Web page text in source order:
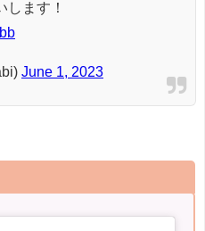
ます！
June 1, 2023